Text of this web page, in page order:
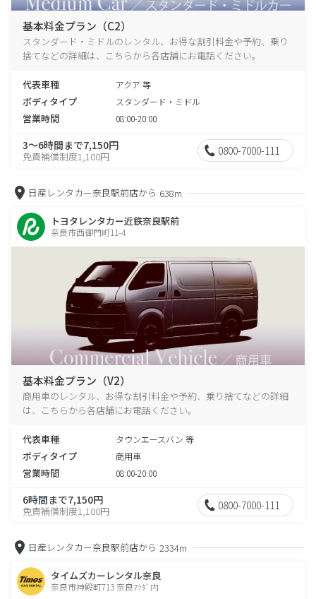
基本料金プラン（C2）
スタンダード・ミドルのレンタル、お得な割引料金や予約、乗り
捨てなどの詳細は、こちらから各店舗にお電話ください。
代表車種 アクア 等
ボディタイプ スタンダード・ミドル
営業時間 08:00-20:00
3～6時間まで7,150円
免責補償制度1,100円 0800-7000-111
日産レンタカー奈良駅前店から 638m
トヨタレンタカー近鉄奈良駅前
奈良市西御門町11-4
基本料金プラン（V2）
商用車のレンタル、お得な割引料金や予約、乗り捨てなどの詳細
は、こちらから各店舗にお電話ください。
代表車種 タウンエースバン 等
ボディタイプ 商用車
営業時間 08:00-20:00
6時間まで7,150円
免責補償制度1,100円 0800-7000-111
日産レンタカー奈良駅前店から 2334m
タイムズカーレンタル奈良
奈良市神殿町713 奈良ﾏﾂﾀﾞ内